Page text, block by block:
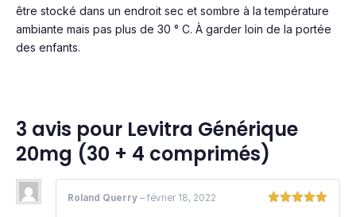
être stocké dans un endroit sec et sombre à la température
ambiante mais pas plus de 30 ° C. À garder loin de la portée
des enfants.
3 avis pour Levitra Générique
20mg (30 + 4 comprimés)
Roland Querry – février 18, 2022